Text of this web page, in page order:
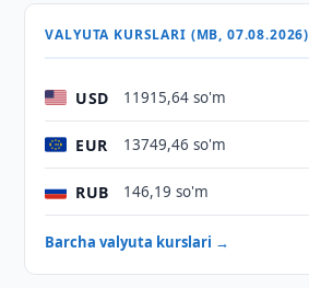
VALYUTA KURSLARI (MB, 07.08.2026)
USD 11915,64 so'm
EUR 13749,46 so'm
RUB 146,19 so'm
Barcha valyuta kurslari →